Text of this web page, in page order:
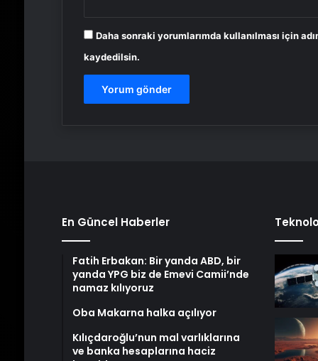
Daha sonraki yorumlarımda kullanılması için
kaydedilsin.
En Güncel Haberler
Fatih Erbakan: Bir yanda ABD, bir
yanda YPG biz de Emevi Camii’nde
namaz kılıyoruz
Oba Makarna halka açılıyor
Kılıçdaroğlu’nun mal varlıklarına
ve banka hesaplarına haciz